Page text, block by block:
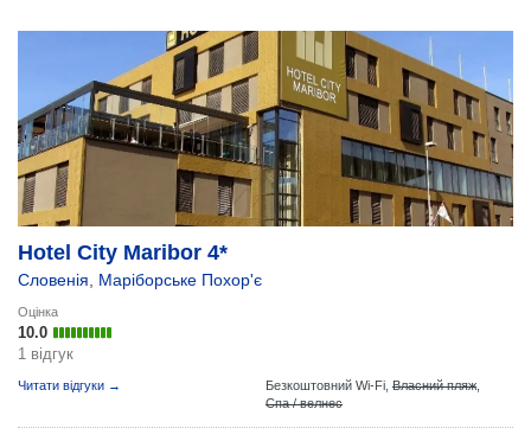
Hotel City Maribor 4*
Словенія Маріборське Похор'є
Оцінка
10.0
1 відгук
Читати відгуки → Безкоштовний Wi-Fi, Власний пляж
Спа / велнес